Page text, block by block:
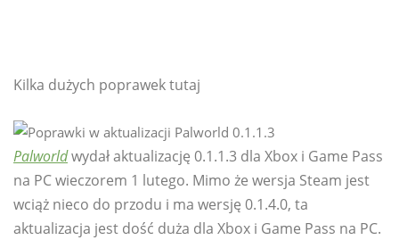
Kilka dużych poprawek tutaj
Palworldwydał aktualizację 0.1.1.3 dla Xbox i Game Pass
na PC wieczorem 1 lutego. Mimo że wersja Steam jest
wciąż nieco do przodu i ma wersję 0.1.4.0, ta
aktualizacja jest dość duża dla Xbox i Game Pass na PC.